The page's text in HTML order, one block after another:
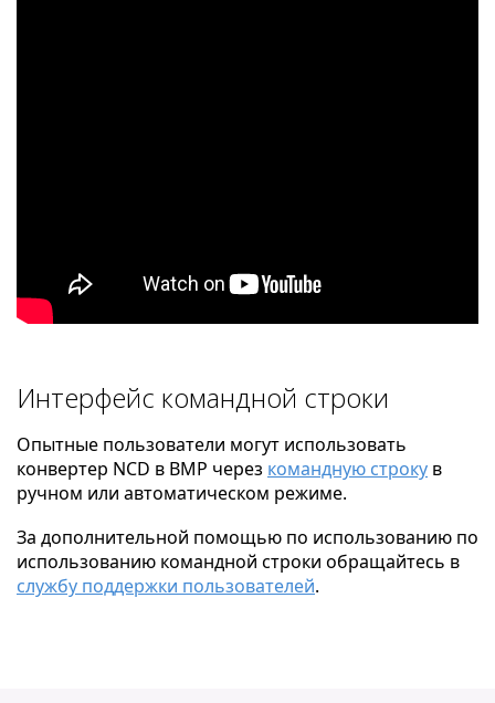
Интерфейс командной строки
Опытные пользователи могут использовать
конвертер NCD в BMP через командную строку в
ручном или автоматическом режиме.
За дополнительной помощью по использованию по
использованию командной строки обращайтесь в
службу поддержки пользователей.